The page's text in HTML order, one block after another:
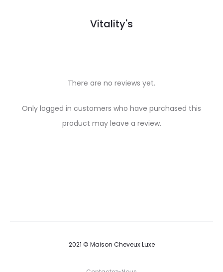
Vitality's
There are no reviews yet.
Only logged in customers who have purchased this
product may leave a review.
2021 © Maison Cheveux Luxe